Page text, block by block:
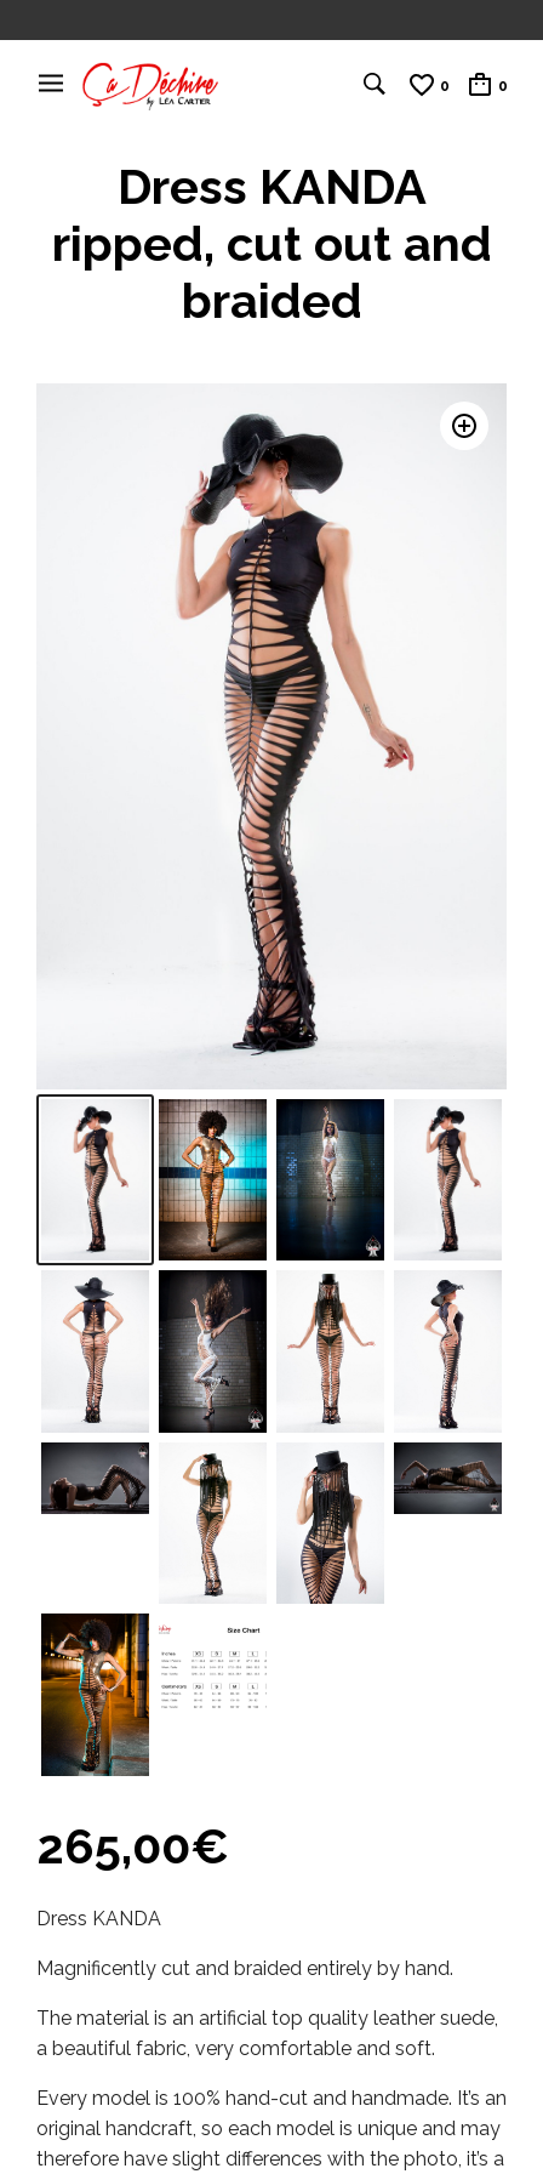
0 0
Dress KANDA
ripped, cut out and
braided
265,00€
Dress KANDA
Magnificently cut and braided entirely by hand.
The material is an artificial top quality leather suede,
a beautiful fabric, very comfortable and soft.
Every model is 100% hand-cut and handmade. It’s an
original handcraft, so each model is unique and may
therefore have slight differences with the photo, it’s a